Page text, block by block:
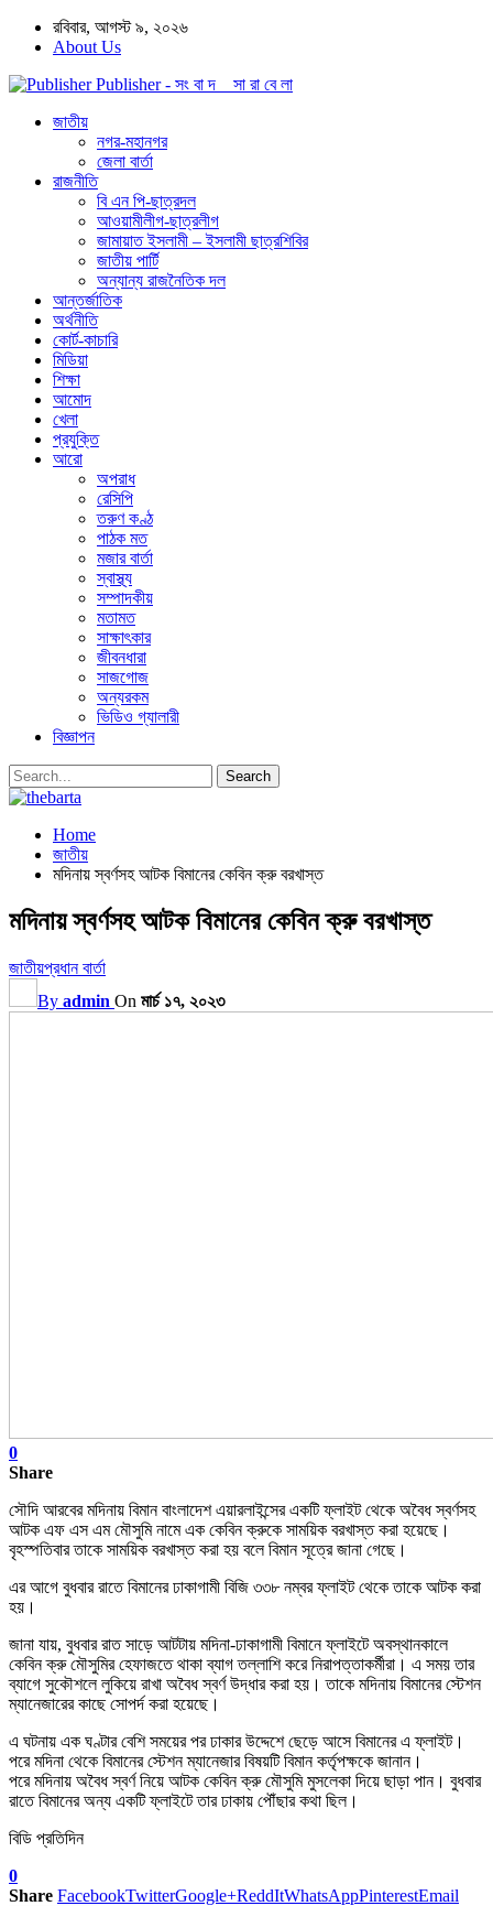
রবিবার, আগস্ট ৯, ২০২৬
About Us
Publisher - সং বা দ সা রা বে লা
জাতীয়
নগর-মহানগর
জেলা বার্তা
রাজনীতি
বি এন পি-ছাত্রদল
আওয়ামীলীগ-ছাত্রলীগ
জামায়াত ইসলামী – ইসলামী ছাত্রশিবির
জাতীয় পার্টি
অন্যান্য রাজনৈতিক দল
আন্তর্জাতিক
অর্থনীতি
কোর্ট-কাচারি
মিডিয়া
শিক্ষা
আমোদ
খেলা
প্রযুক্তি
আরো
অপরাধ
রেসিপি
তরুণ কণ্ঠ
পাঠক মত
মজার বার্তা
স্বাস্থ্য
সম্পাদকীয়
মতামত
সাক্ষাৎকার
জীবনধারা
সাজগোজ
অন্যরকম
ভিডিও গ্যালারী
বিজ্ঞাপন
Home
জাতীয়
মদিনায় স্বর্ণসহ আটক বিমানের কেবিন ক্রু বরখাস্ত
মদিনায় স্বর্ণসহ আটক বিমানের কেবিন ক্রু বরখাস্ত
জাতীয়প্রধান বার্তা
By admin On মার্চ ১৭, ২০২৩
0
Share
সৌদি আরবের মদিনায় বিমান বাংলাদেশ এয়ারলাইন্সের একটি ফ্লাইট থেকে অবৈধ স্বর্ণসহ
আটক এফ এস এম মৌসুমি নামে এক কেবিন ক্রুকে সাময়িক বরখাস্ত করা হয়েছে।
বৃহস্পতিবার তাকে সাময়িক বরখাস্ত করা হয় বলে বিমান সূত্রে জানা গেছে।
এর আগে বুধবার রাতে বিমানের ঢাকাগামী বিজি ৩৩৮ নম্বর ফ্লাইট থেকে তাকে আটক করা
হয়।
জানা যায়, বুধবার রাত সাড়ে আটটায় মদিনা-ঢাকাগামী বিমানে ফ্লাইটে অবস্থানকালে
কেবিন ক্রু মৌসুমির হেফাজতে থাকা ব্যাগ তল্লাশি করে নিরাপত্তাকর্মীরা। এ সময় তার
ব্যাগে সুকৌশলে লুকিয়ে রাখা অবৈধ স্বর্ণ উদ্ধার করা হয়। তাকে মদিনায় বিমানের স্টেশন
ম্যানেজারের কাছে সোপর্দ করা হয়েছে।
এ ঘটনায় এক ঘণ্টার বেশি সময়ের পর ঢাকার উদ্দেশে ছেড়ে আসে বিমানের এ ফ্লাইট।
পরে মদিনা থেকে বিমানের স্টেশন ম্যানেজার বিষয়টি বিমান কর্তৃপক্ষকে জানান।
পরে মদিনায় অবৈধ স্বর্ণ নিয়ে আটক কেবিন ক্রু মৌসুমি মুসলেকা দিয়ে ছাড়া পান। বুধবার
রাতে বিমানের অন্য একটি ফ্লাইটে তার ঢাকায় পৌঁছার কথা ছিল।
বিডি প্রতিদিন
0
Share FacebookTwitterGoogle+ReddItWhatsAppPinterestEmail